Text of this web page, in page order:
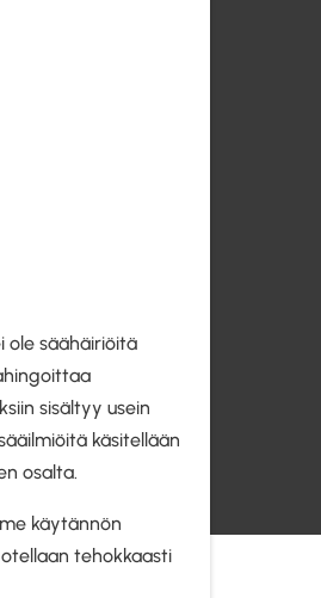
ole säähäiriöitä
sisältyy usein
käsitellään
osalta.
käytännön
tehokkaasti